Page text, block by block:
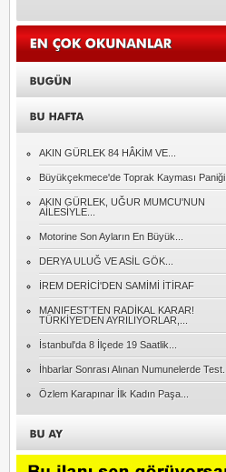
AKIN GÜRLEK 84 HÂKİM VE...
Büyükçekmece'de Toprak Kayması Paniği
AKIN GÜRLEK, UĞUR MUMCU'NUN
AİLESİYLE...
Motorine Son Ayların En Büyük...
DERYA ULUĞ VE ASİL GÖK...
İREM DERİCİ'DEN SAMİMİ İTİRAF
MANIFEST'TEN RADİKAL KARAR!
TÜRKİYE'DEN AYRILIYORLAR,...
İstanbul'da 8 İlçede 19 Saatlik...
İhbarlar Sonrası Alınan Numunelerde Test...
Özlem Karapınar İlk Kadın Paşa...